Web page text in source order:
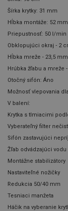
Šírka krytky: 31 mm
Hĺbka montáže: 52 mm
Priepustnosť: 50 l/min
Obklopujúci okraj - 2
Hĺbka mreže - 23,5 mm
Hrúbka žľabu a mreže
Otočný sifón: Áno
Možnosť vlepovania
V balení:
Krytka s tlmiacimi
Vyberateľný filter
Sifón zastavujúci
Žľab odvádzajúci vodu
Montážne stabilizátory
Nastaviteľné nožičky
Redukcia 50/40 mm
Tesniaci manžeta
Háčik na vyberanie